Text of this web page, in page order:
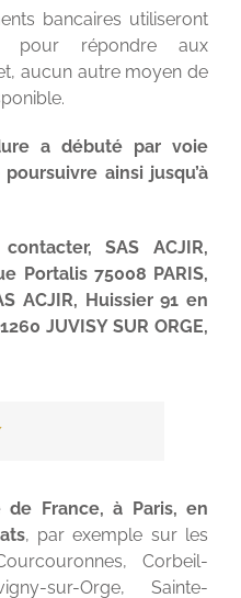
bancaires utiliseront
pour répondre aux
aucun autre moyen de
a débuté par voie
ainsi jusqu’à
SAS ACJIR,
Portalis 75008 PARIS,
ACJIR, Huissier 91 en
JUVISY SUR ORGE,
France, à Paris, en
, par exemple sur les
Corbeil-
sur-Orge, Sainte-